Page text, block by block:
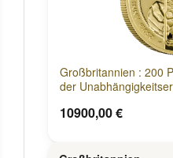
Großbritannien : 200
der
10900,00 €